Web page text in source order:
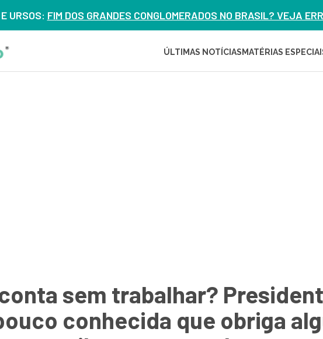
URSOS: FIM DOS GRANDES CONGLOMERADOS NO BRASIL? VEJA
ÚLTIMAS NOTÍCIAS MATÉRIAS
sem trabalhar?
conhecida que obriga